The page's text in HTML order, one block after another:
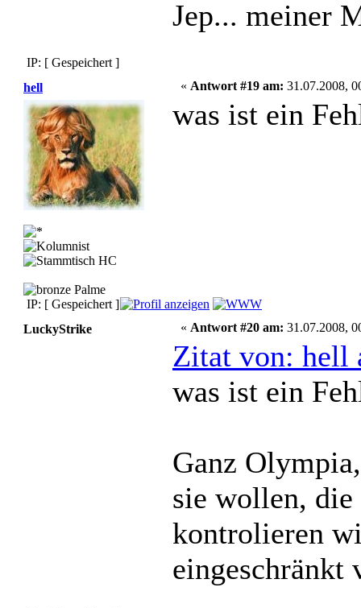
Jep... meiner
IP: [ Gespeichert ]
hell
« Antwort #19 am: 31.07.2008,
was ist ein
IP: [ Gespeichert ]
LuckyStrike
« Antwort #20 am: 31.07.2008,
Zitat von: hell
was ist ein
Ganz
sie wollen,
kontrolieren
eingeschränkt